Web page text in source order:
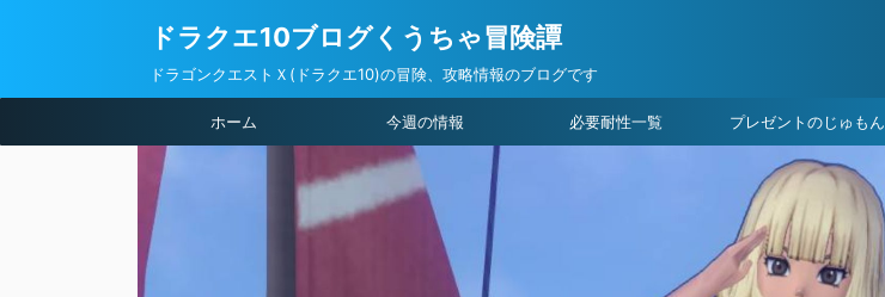
ドラクエ10ブログくうちゃ冒険譚
ドラゴンクエストＸ(ドラクエ10)の冒険、攻略情報のブログです
ホーム 今週の情報 必要耐性一覧 プレゼントのじゅもん